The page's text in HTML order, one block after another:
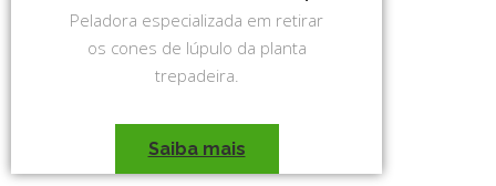
Peladora especializada em retirar
os cones de lúpulo da planta
trepadeira.
Saiba mais